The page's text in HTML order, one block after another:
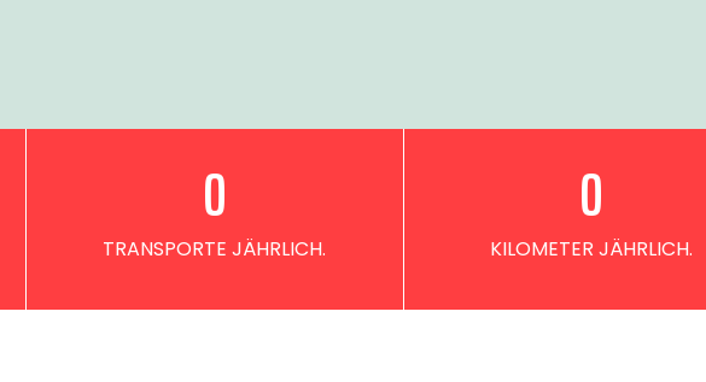
TRANSPORTE JÄHRLICH.
0
KILOMETER JÄHRLICH.
0